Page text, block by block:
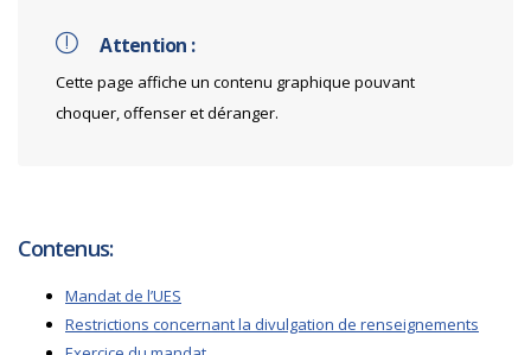
Attention :
Cette page affiche un contenu graphique pouvant
choquer, offenser et déranger.
Contenus:
Mandat de l’UES
Restrictions concernant la divulgation de renseignements